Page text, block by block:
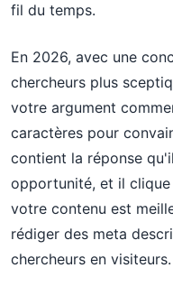
fil du temps.
En 2026, avec une
chercheurs plus
votre argument
caractères pour
contient la réponse
opportunité, et il clique
votre contenu est
rédiger des meta
chercheurs en visiteurs.